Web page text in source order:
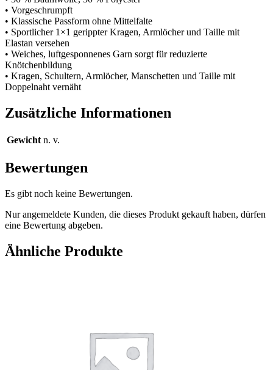
• Vorgeschrumpft
• Klassische Passform ohne Mittelfalte
• Sportlicher 1×1 gerippter Kragen, Armlöcher und Taille mit
Elastan versehen
• Weiches, luftgesponnenes Garn sorgt für reduzierte
Knötchenbildung
• Kragen, Schultern, Armlöcher, Manschetten und Taille mit
Doppelnaht vernäht
Zusätzliche Informationen
Gewicht n. v.
Bewertungen
Es gibt noch keine Bewertungen.
Nur angemeldete Kunden, die dieses Produkt gekauft haben, dürfen
eine Bewertung abgeben.
Ähnliche Produkte